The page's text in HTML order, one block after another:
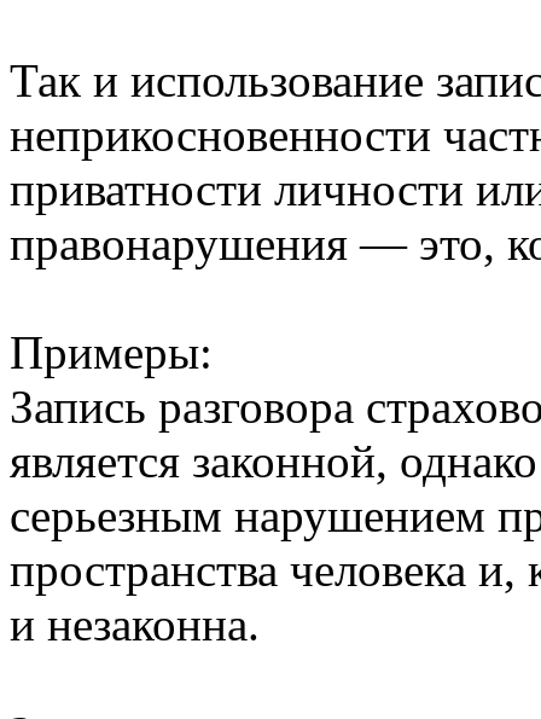
Так и использование
неприкосновенности
приватности личности
правонарушения — это,
Примеры:
Запись разговора
является законной,
серьезным нарушением
пространства человека
и незаконна.